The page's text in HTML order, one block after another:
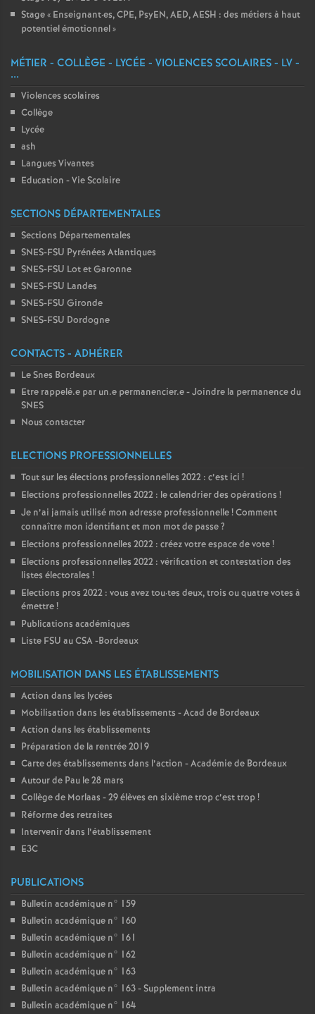
Stage « Enseignant·es, CPE, PsyEN, AED, AESH : des métiers à haut
potentiel émotionnel»
MÉTIER - COLLÈGE - LYCÉE - VIOLENCES SCOLAIRES - LV -
...
Violences scolaires
Collège
Lycée
ash
Langues Vivantes
Education - Vie Scolaire
SECTIONS DÉPARTEMENTALES
Sections Départementales
SNES-FSU Pyrénées Atlantiques
SNES-FSU Lot et Garonne
SNES-FSU Landes
SNES-FSU Gironde
SNES-FSU Dordogne
CONTACTS - ADHÉRER
Le Snes Bordeaux
Etre rappelé.e par un.e permanencier.e - Joindre la permanence du
SNES
Nous contacter
ELECTIONS PROFESSIONNELLES
Tout sur les élections professionnelles 2022 : c’est ici !
Elections professionnelles 2022 : le calendrier des opérations !
Je n’ai jamais utilisé mon adresse professionnelle! Comment
connaître mon identifiant et mon mot de passe?
Elections professionnelles 2022 : créez votre espace de vote!
Elections professionnelles 2022 : vérification et contestation des
listes électorales !
Elections pros 2022 : vous avez tou·tes deux, trois ou quatre votes à
émettre!
Publications académiques
Liste FSU au CSA -Bordeaux
MOBILISATION DANS LES ÉTABLISSEMENTS
Action dans les lycées
Mobilisation dans les établissements - Acad de Bordeaux
Action dans les établissements
Préparation de la rentrée 2019
Carte des établissements dans l’action - Académie de Bordeaux
Autour de Pau le 28 mars
Collège de Morlaas - 29 élèves en sixième trop c’est trop!
Réforme des retraites
Intervenir dans l’établissement
E3C
PUBLICATIONS
Bulletin académique n° 159
Bulletin académique n° 160
Bulletin académique n° 161
Bulletin académique n° 162
Bulletin académique n° 163
Bulletin académique n° 163 - Supplement intra
Bulletin académique n° 164